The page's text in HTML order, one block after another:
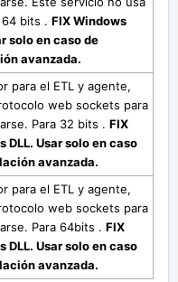
64 bits . FIX Windows
solo en caso de
avanzada.
para el ETL y agente,
web sockets para
Para 32 bits . FIX
DLL. Usar solo en caso
avanzada.
para el ETL y agente,
web sockets para
Para 64bits . FIX
DLL. Usar solo en caso
avanzada.